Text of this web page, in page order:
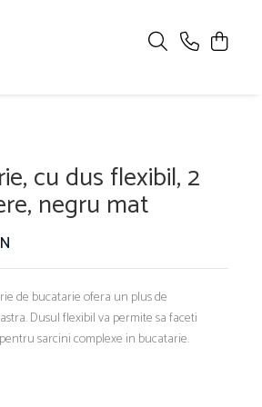
cu dus flexibil, 2
negru mat
de bucatarie ofera un plus de
Dusul flexibil va permite sa faceti
sarcini complexe in bucatarie.